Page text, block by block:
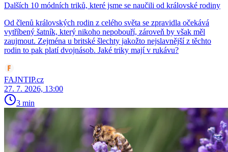
Dalších 10 módních triků, které jsme se naučili od královské rodiny
Od členů královských rodin z celého světa se zpravidla očekává
vytříbený šatník, který nikoho nepobouří, zároveň by však měl
zaujmout. Zejména u britské šlechty jakožto nejslavnější z těchto
rodin to pak platí dvojnásob. Jaké triky mají v rukávu?
FAJNTIP.cz
27. 7. 2026, 13:00
3 min